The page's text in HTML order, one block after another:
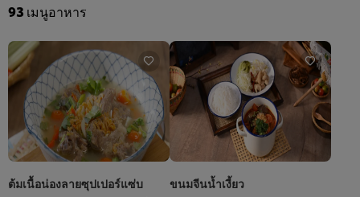
93 เมนูอาหาร
ต้มเนื้อน่องลายซุปเปอร์แซ่บ ขนมจีนน้ำเงี้ยว